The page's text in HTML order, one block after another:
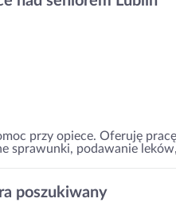
przy opiece. Oferuję
sprawunki, podawanie
poszukiwany